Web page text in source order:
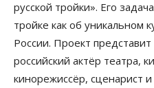
русской тройки». Его
тройке как об уникальном
России. Проект
российский актёр театра,
кинорежиссёр, сценарист